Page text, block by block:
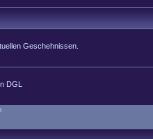
Geschehnissen.
DGL